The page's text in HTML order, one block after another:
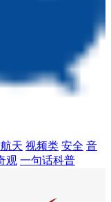
天 视频类 安全 音
观 一句话科普